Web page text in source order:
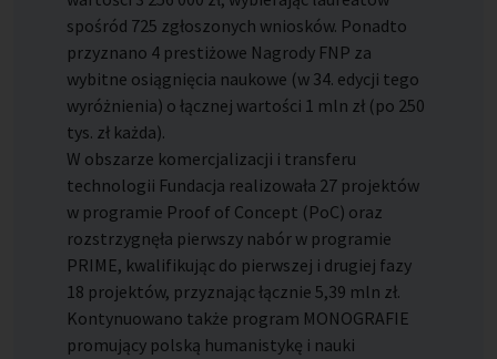
spośród 725 zgłoszonych wniosków. Ponadto
przyznano 4 prestiżowe Nagrody FNP za
wybitne osiągnięcia naukowe (w 34. edycji tego
wyróżnienia) o łącznej wartości 1 mln zł (po 250
tys. zł każda).
W obszarze komercjalizacji i transferu
technologii Fundacja realizowała 27 projektów
w programie Proof of Concept (PoC) oraz
rozstrzygnęła pierwszy nabór w programie
PRIME, kwalifikując do pierwszej i drugiej fazy
18 projektów, przyznając łącznie 5,39 mln zł.
Kontynuowano także program MONOGRAFIE
promujący polską humanistykę i nauki